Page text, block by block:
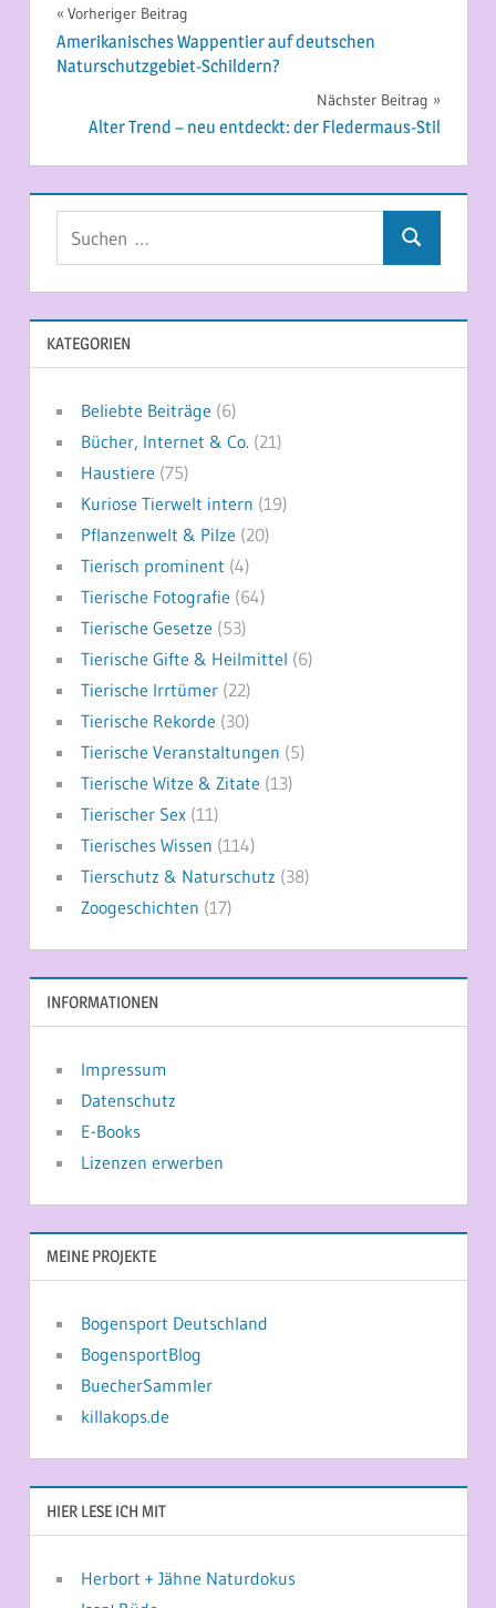
Beitragsnavigation
Vorheriger Beitrag
Amerikanisches Wappentier auf deutschen
Naturschutzgebiet-Schildern?
Nächster Beitrag
Alter Trend – neu entdeckt: der Fledermaus-Stil
Suchen
KATEGORIEN
Beliebte Beiträge (6)
Bücher, Internet & Co. (21)
Haustiere (75)
Kuriose Tierwelt intern (19)
Pflanzenwelt & Pilze (20)
Tierisch prominent (4)
Tierische Fotografie (64)
Tierische Gesetze (53)
Tierische Gifte & Heilmittel (6)
Tierische Irrtümer(22)
Tierische Rekorde (30)
Tierische Veranstaltungen (5)
Tierische Witze & Zitate (13)
Tierischer Sex(11)
Tierisches Wissen (114)
Tierschutz & Naturschutz (38)
Zoogeschichten (17)
INFORMATIONEN
Impressum
Datenschutz
E-Books
Lizenzen erwerben
MEINE PROJEKTE
Bogensport Deutschland
BogensportBlog
BuecherSammler
killakops.de
HIER LESE ICH MIT
Herbort + Jähne Naturdokus